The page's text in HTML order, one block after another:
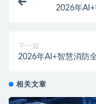
2026年
下一篇
2026年AI+智慧消防
相关文章